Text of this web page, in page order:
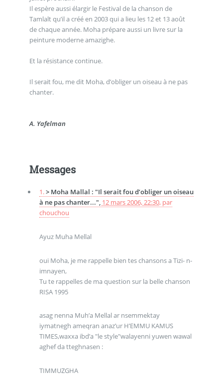
Il espère aussi élargir le Festival de la chanson de
Tamlalt qu’il a créé en 2003 qui a lieu les 12 et 13 août
de chaque année. Moha prépare aussi un livre sur la
peinture moderne amazighe.
Et la résistance continue.
Il serait fou, me dit Moha, d’obliger un oiseau à ne pas
chanter.
A. Yafelman
Messages
1.> Moha Mallal : "Il serait fou d’obliger un oiseau
à ne pas chanter...", 12 mars 2006, 22:30, par
chouchou
Ayuz Muha Mellal
oui Moha, je me rappelle bien tes chansons a Tizi- n-
imnayen,
Tu te rappelles de ma question sur la belle chanson
RISA 1995
asag nenna Muh’a Mellal ar nsemmektay
iymatnegh ameqran anaz’ur H’EMMU KAMUS
TIMES,waxxa ibd’a "le style"walayenni yuwen wawal
aghef da tteghnasen :
TIMMUZGHA